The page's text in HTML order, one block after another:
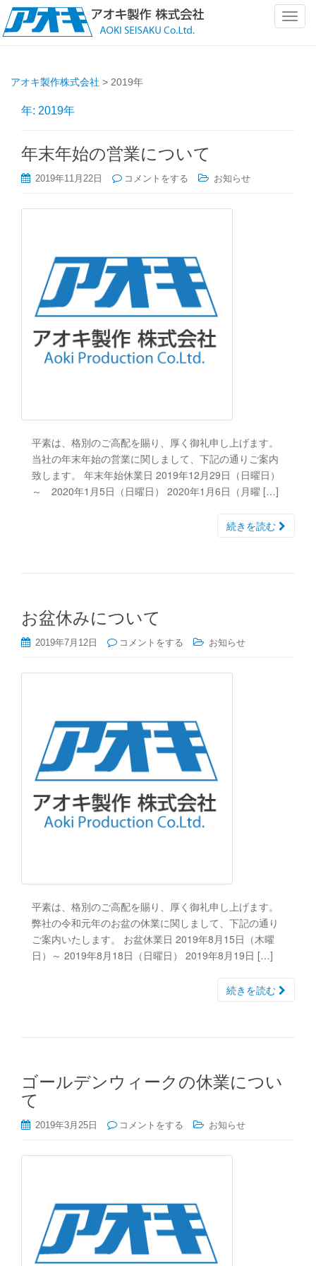
ナ
アオキ製作株式会社 > 2019年
年: 2019年
年末年始の営業について
2019年11月22日 コメントをする お知らせ
平素は、格別のご高配を賜り、厚く御礼申し上げます。
当社の年末年始の営業に関しまして、下記の通りご案内
致します。 年末年始休業日 2019年12月29日（日曜日）
～ 2020年1月5日（日曜日） 2020年1月6日（月曜 […]
続きを読む
お盆休みについて
2019年7月12日 コメントをする お知らせ
平素は、格別のご高配を賜り、厚く御礼申し上げます。
弊社の令和元年のお盆の休業に関しまして、下記の通り
ご案内いたします。 お盆休業日 2019年8月15日（木曜
日）～ 2019年8月18日（日曜日） 2019年8月19日 […]
続きを読む
ゴールデンウィークの休業につい
て
2019年3月25日 コメントをする お知らせ